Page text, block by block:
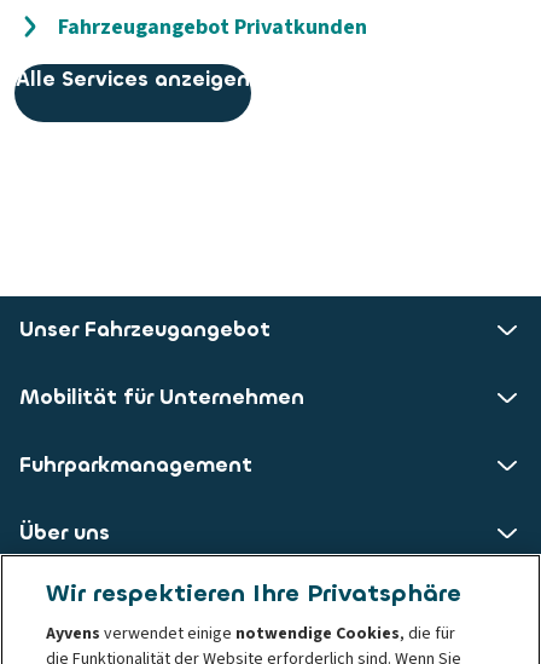
Fahrzeugangebot Privatkunden
Alle Services anzeigen
Unser Fahrzeugangebot
Mobilität für Unternehmen
Fuhrparkmanagement
Über uns
ALD AutoLeasing D GmbH
Wir respektieren Ihre Privatsphäre
Ayvens verwendet einige notwendige Cookies, die für
die Funktionalität der Website erforderlich sind. Wenn Sie